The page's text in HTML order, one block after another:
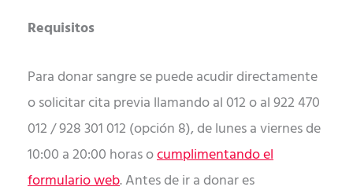
Requisitos
Para donar sangre se puede acudir directamente
o solicitar cita previa llamando al 012 o al 922 470
012 / 928 301 012 (opción 8), de lunes a viernes de
10:00 a 20:00 horas ocumplimentando el
formulario web. Antes de ir a donar es